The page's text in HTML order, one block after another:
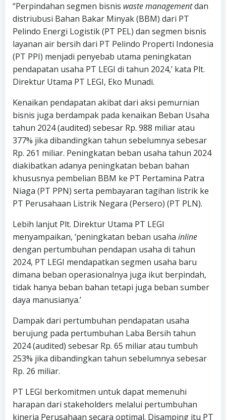
“Perpindahan segmen bisnis waste managementdan
distriubusi Bahan Bakar Minyak (BBM) dari PT
Pelindo Energi Logistik (PT PEL) dan segmen bisnis
layanan air bersih dari PT Pelindo Properti Indonesia
(PT PPI) menjadi penyebab utama peningkatan
pendapatan usaha PT LEGI di tahun 2024,’ kata Plt.
Direktur Utama PT LEGI, Eko Munadi.
Kenaikan pendapatan akibat dari aksi pemurnian
bisnis juga berdampak pada kenaikan Beban Usaha
tahun 2024 (audited) sebesar Rp. 988 miliar atau
377% jika dibandingkan tahun sebelumnya sebesar
Rp. 261 miliar. Peningkatan beban usaha tahun 2024
diakibatkan adanya peningkatan beban bahan
khususnya pembelian BBM ke PT Pertamina Patra
Niaga (PT PPN) serta pembayaran tagihan listrik ke
PT Perusahaan Listrik Negara (Persero) (PT PLN).
Lebih lanjut Plt. Direktur Utama PT LEGI
menyampaikan, ‘peningkatan beban usaha inline
dengan pertumbuhan pendapan usaha di tahun
2024, PT LEGI mendapatkan segmen usaha baru
dimana beban operasionalnya juga ikut berpindah,
tidak hanya beban bahan tetapi juga beban sumber
daya manusianya.’
Dampak dari pertumbuhan pendapatan usaha
berujung pada pertumbuhan Laba Bersih tahun
2024 (audited) sebesar Rp. 65 miliar atau tumbuh
253% jika dibandingkan tahun sebelumnya sebesar
Rp. 26 miliar.
PT LEGI berkomitmen untuk dapat memenuhi
harapan dari stakeholders melalui pertumbuhan
kinerja Perusahaan secara optimal. Disamping itu PT